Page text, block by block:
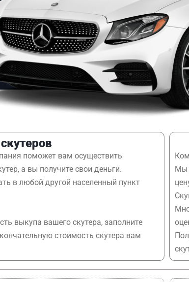
поможет вам осуществить
а вы получите свои деньги.
в любой другой населенный пункт
выкупа вашего скутера, заполните
стоимость скутера вам
Мы